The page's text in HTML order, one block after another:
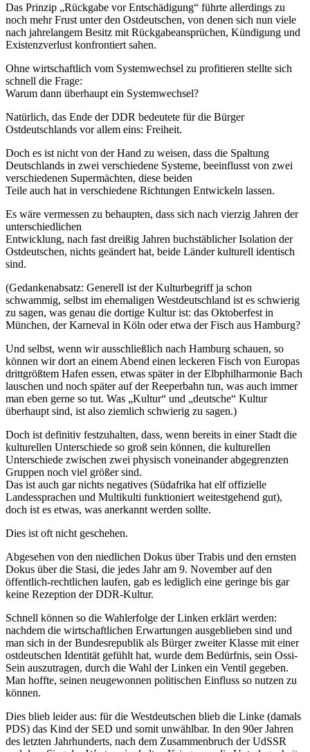
Das Prinzip „Rückgabe vor Entschädigung“ führte allerdings zu
noch mehr Frust unter den Ostdeutschen, von denen sich nun viele
nach jahrelangem Besitz mit Rückgabeansprüchen, Kündigung und
Existenzverlust konfrontiert sahen.
Ohne wirtschaftlich vom Systemwechsel zu profitieren stellte sich
schnell die Frage:
Warum dann überhaupt ein Systemwechsel?
Natürlich, das Ende der DDR bedeutete für die Bürger
Ostdeutschlands vor allem eins: Freiheit.
Doch es ist nicht von der Hand zu weisen, dass die Spaltung
Deutschlands in zwei verschiedene Systeme, beeinflusst von zwei
verschiedenen Supermächten, diese beiden
Teile auch hat in verschiedene Richtungen Entwickeln lassen.
Es wäre vermessen zu behaupten, dass sich nach vierzig Jahren der
unterschiedlichen
Entwicklung, nach fast dreißig Jahren buchstäblicher Isolation der
Ostdeutschen, nichts geändert hat, beide Länder kulturell identisch
sind.
(Gedankenabsatz: Generell ist der Kulturbegriff ja schon
schwammig, selbst im ehemaligen Westdeutschland ist es schwierig
zu sagen, was genau die dortige Kultur ist: das Oktoberfest in
München, der Karneval in Köln oder etwa der Fisch aus Hamburg?
Und selbst, wenn wir ausschließlich nach Hamburg schauen, so
können wir dort an einem Abend einen leckeren Fisch von Europas
drittgrößtem Hafen essen, etwas später in der Elbphilharmonie Bach
lauschen und noch später auf der Reeperbahn tun, was auch immer
man eben gerne so tut. Was „Kultur“ und „deutsche“ Kultur
überhaupt sind, ist also ziemlich schwierig zu sagen.)
Doch ist definitiv festzuhalten, dass, wenn bereits in einer Stadt die
kulturellen Unterschiede so groß sein können, die kulturellen
Unterschiede zwischen zwei physisch voneinander abgegrenzten
Gruppen noch viel größer sind.
Das ist auch gar nichts negatives (Südafrika hat elf offizielle
Landessprachen und Multikulti funktioniert weitestgehend gut),
doch ist es etwas, was anerkannt werden sollte.
Dies ist oft nicht geschehen.
Abgesehen von den niedlichen Dokus über Trabis und den ernsten
Dokus über die Stasi, die jedes Jahr am 9. November auf den
öffentlich-rechtlichen laufen, gab es lediglich eine geringe bis gar
keine Rezeption der DDR-Kultur.
Schnell können so die Wahlerfolge der Linken erklärt werden:
nachdem die wirtschaftlichen Erwartungen ausgeblieben sind und
man sich in der Bundesrepublik als Bürger zweiter Klasse mit einer
ostdeutschen Identität gefühlt hat, wurde dem Bedürfnis, sein Ossi-
Sein auszutragen, durch die Wahl der Linken ein Ventil gegeben.
Man hoffte, seinen neugewonnen politischen Einfluss so nutzen zu
können.
Dies blieb leider aus: für die Westdeutschen blieb die Linke (damals
PDS) das Kind der SED und somit unwählbar. In den 90er Jahren
des letzten Jahrhunderts, nach dem Zusammenbruch der UdSSR